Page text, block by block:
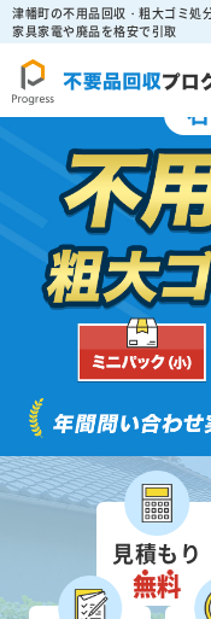
津幡町の不用品回収・粗大ゴミ処
家具家電や廃品を格安で引取
見積もり
無料